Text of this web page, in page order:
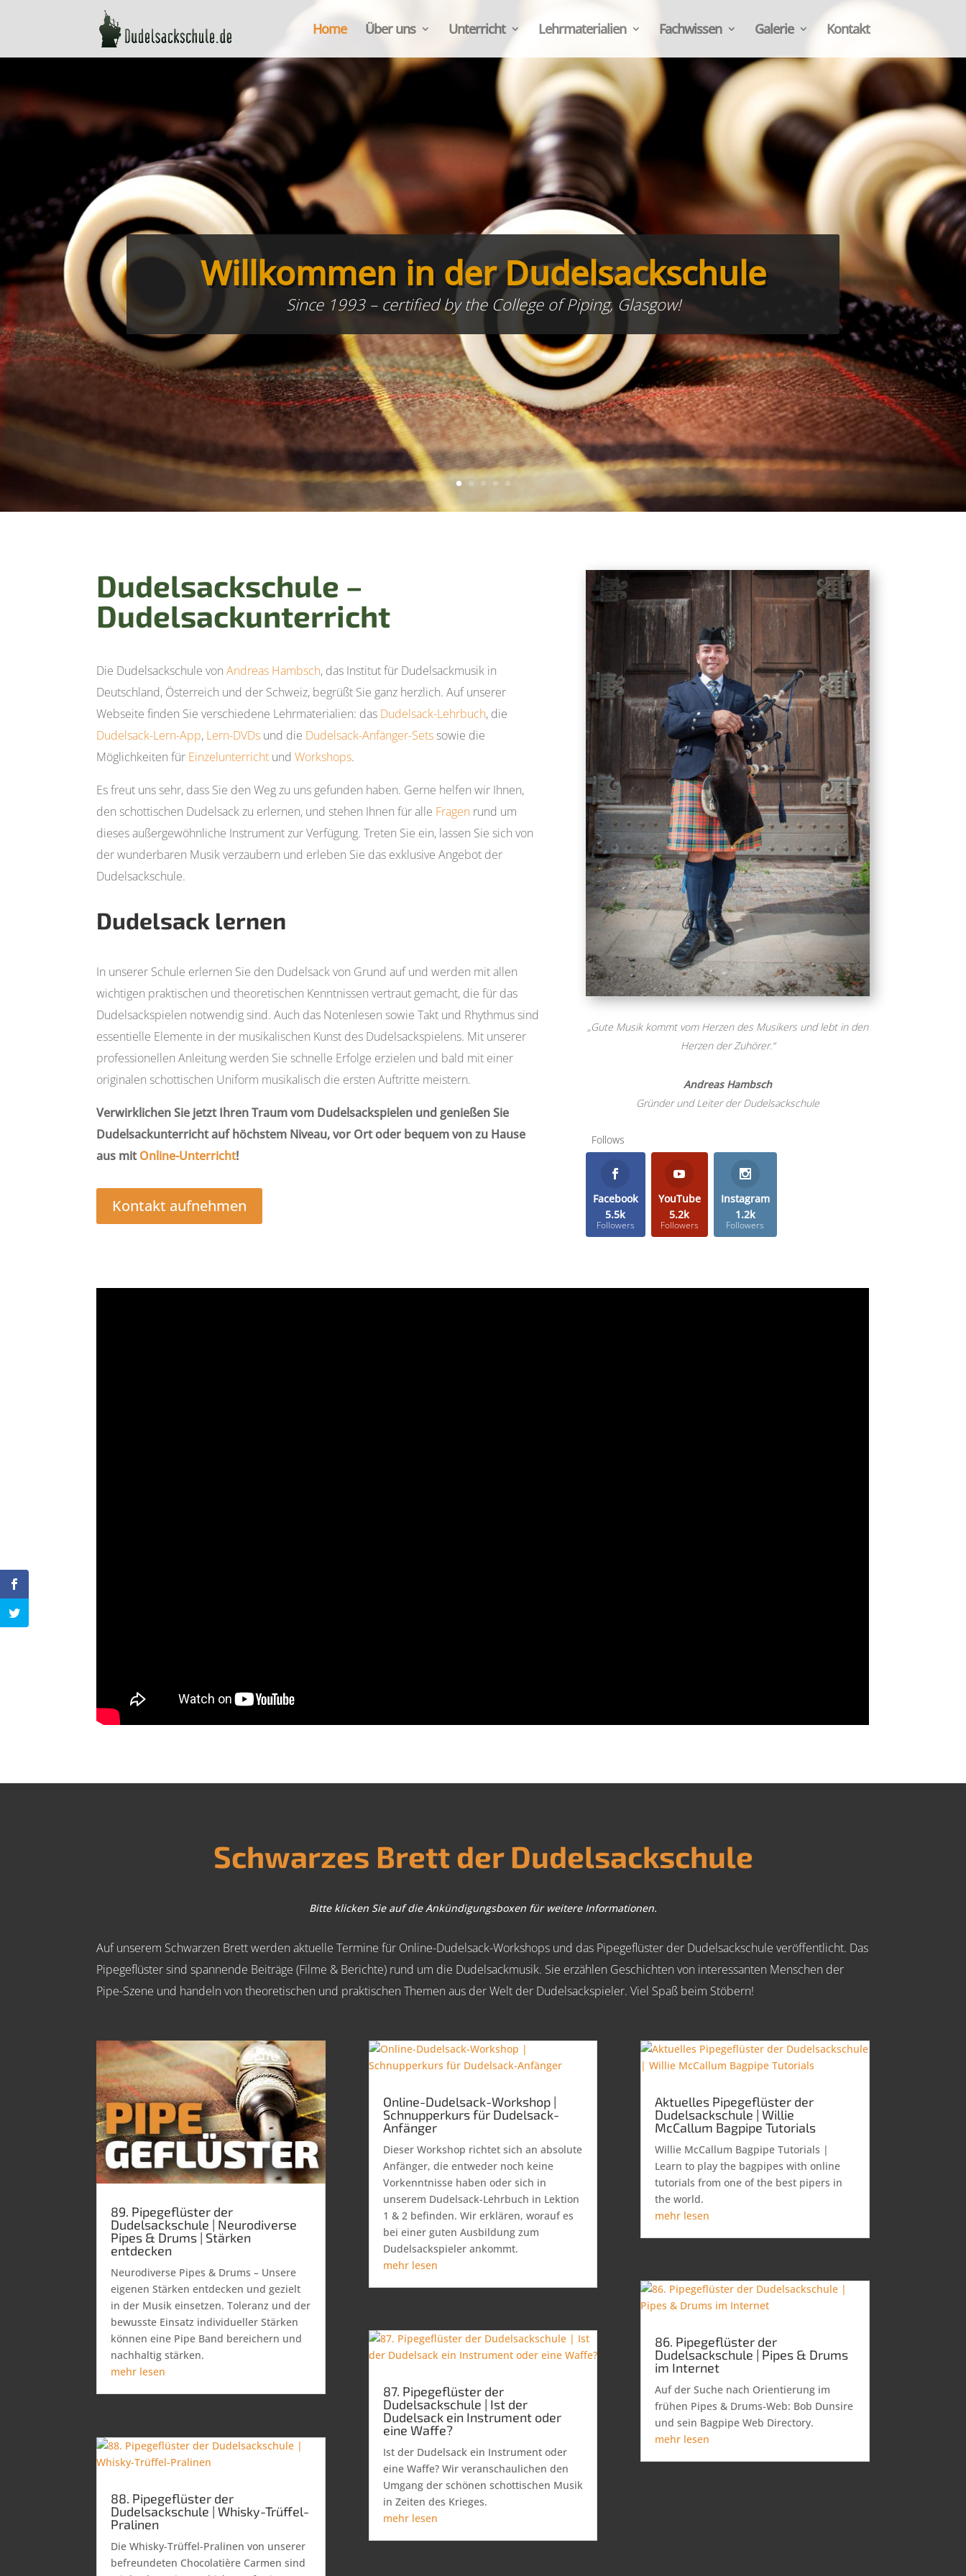
Home Über uns Unterricht Lehrmaterialien Fachwissen Galerie Kontakt
Aktuelle Online Dudelsack Workshops
Alle Themen rund um den Dudelsack
Dudelsackschule –
Dudelsackunterricht
Die Dudelsackschule vonAndreas Hambsch, das Institut für Dudelsackmusik in
Deutschland, Österreich und der Schweiz, begrüßt Sie ganz herzlich. Auf unserer
Webseite finden Sie verschiedene Lehrmaterialien: das Dudelsack-Lehrbuch, die
Dudelsack-Lern-App, Lern-DVDs und die Dudelsack-Anfänger-Sets sowie die
Möglichkeiten für Einzelunterricht undWorkshops.
Es freut uns sehr, dass Sie den Weg zu uns gefunden haben. Gerne helfen wir Ihnen,
den schottischen Dudelsack zu erlernen, und stehen Ihnen für alle Fragen rund um
dieses außergewöhnliche Instrument zur Verfügung. Treten Sie ein, lassen Sie sich von
der wunderbaren Musik verzaubern und erleben Sie das exklusive Angebot der
Dudelsackschule.
Dudelsack lernen
In unserer Schule erlernen Sie den Dudelsack von Grund auf und werden mit allen
wichtigen praktischen und theoretischen Kenntnissen vertraut gemacht, die für das
Dudelsackspielen notwendig sind. Auch das Notenlesen sowie Takt und Rhythmus sind
essentielle Elemente in der musikalischen Kunst des Dudelsackspielens. Mit unserer
professionellen Anleitung werden Sie schnelle Erfolge erzielen und bald mit einer
originalen schottischen Uniform musikalisch die ersten Auftritte meistern.
Verwirklichen Sie jetzt Ihren Traum vom Dudelsackspielen und genießen Sie
Dudelsackunterricht auf höchstem Niveau, vor Ort oder bequem von zu Hause
aus mitOnline-Unterricht!
Kontakt aufnehmen
„Gute Musik kommt vom Herzen des Musikers und lebt in den
Herzen der Zuhörer.“
Andreas Hambsch
Gründer und Leiter der Dudelsackschule
Follows
Facebook
5.5k
Followers
YouTube
5.2k
Followers
Instagram
1.2k
Followers
Schwarzes Brett der Dudelsackschule
Bitte klicken Sie auf die Ankündigungsboxen für weitere Informationen.
Auf unserem Schwarzen Brett werden aktuelle Termine für Online-Dudelsack-Workshops und das Pipegeflüster der Dudelsackschule veröffentlicht. Das
Pipegeflüster sind spannende Beiträge (Filme & Berichte) rund um die Dudelsackmusik. Sie erzählen Geschichten von interessanten Menschen der
Pipe-Szene und handeln von theoretischen und praktischen Themen aus der Welt der Dudelsackspieler. Viel Spaß beim Stöbern!
89. Pipegeflüster der
Dudelsackschule | Neurodiverse
Pipes & Drums | Stärken
entdecken
Neurodiverse Pipes & Drums – Unsere
eigenen Stärken entdecken und gezielt
in der Musik einsetzen. Toleranz und der
bewusste Einsatz individueller Stärken
können eine Pipe Band bereichern und
nachhaltig stärken.
mehr lesen
88. Pipegeflüster der
Dudelsackschule | Whisky-Trüffel-
Pralinen
Die Whisky-Trüffel-Pralinen von unserer
befreundeten Chocolatière Carmen sind
Online-Dudelsack-Workshop |
Schnupperkurs für Dudelsack-
Anfänger
Dieser Workshop richtet sich an absolute
Anfänger, die entweder noch keine
Vorkenntnisse haben oder sich in
unserem Dudelsack-Lehrbuch in Lektion
1 & 2 befinden. Wir erklären, worauf es
bei einer guten Ausbildung zum
Dudelsackspieler ankommt.
mehr lesen
87. Pipegeflüster der
Dudelsackschule | Ist der
Dudelsack ein Instrument oder
eine Waffe?
Ist der Dudelsack ein Instrument oder
eine Waffe? Wir veranschaulichen den
Umgang der schönen schottischen Musik
in Zeiten des Krieges.
mehr lesen
Aktuelles Pipegeflüster der
Dudelsackschule | Willie
McCallum Bagpipe Tutorials
Willie McCallum Bagpipe Tutorials |
Learn to play the bagpipes with online
tutorials from one of the best pipers in
the world.
mehr lesen
86. Pipegeflüster der
Dudelsackschule | Pipes & Drums
im Internet
Auf der Suche nach Orientierung im
frühen Pipes & Drums-Web: Bob Dunsire
und sein Bagpipe Web Directory.
mehr lesen